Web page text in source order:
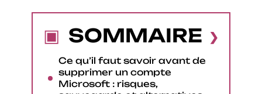
SOMMAIRE
Ce qu’il faut savoir avant de
supprimer un compte
Microsoft : risques,